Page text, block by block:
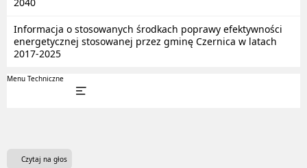
Informacja o stosowanych środkach poprawy efektywności
energetycznej stosowanej przez gminę Czernica w latach
2017-2025
Menu Techniczne
Czytaj na głos